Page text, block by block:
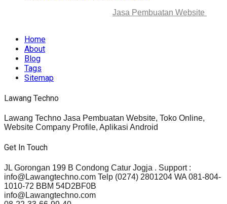
Jasa Pembuatan Website
Home
About
Blog
Tags
Sitemap
Lawang Techno
Lawang Techno Jasa Pembuatan Website, Toko Online,
Website Company Profile, Aplikasi Android
Get In Touch
JL Gorongan 199 B Condong Catur Jogja . Support :
info@Lawangtechno.com Telp (0274) 2801204 WA 081-804-
1010-72 BBM 54D2BF0B
info@Lawangtechno.com